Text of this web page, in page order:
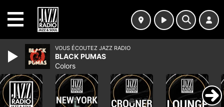
VOUS ÉCOUTEZ JAZZ RADIO
BLACK PUMAS
Colors